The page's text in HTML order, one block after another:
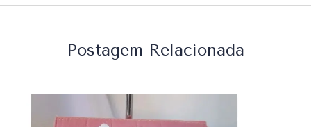
Postagem Relacionada